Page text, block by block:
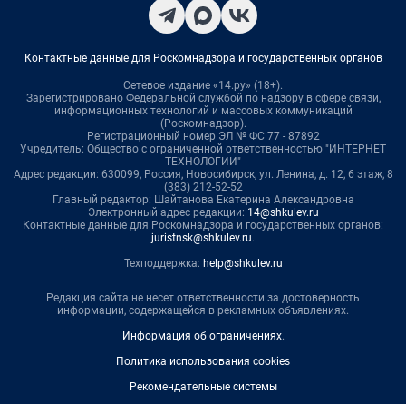
Контактные данные для Роскомнадзора и государственных органов
Сетевое издание «14.ру» (18+).
Зарегистрировано Федеральной службой по надзору в сфере связи,
информационных технологий и массовых коммуникаций
(Роскомнадзор).
Регистрационный номер ЭЛ № ФС 77 - 87892
Учредитель: Общество с ограниченной ответственностью "ИНТЕРНЕТ
ТЕХНОЛОГИИ"
Адрес редакции: 630099, Россия, Новосибирск, ул. Ленина, д. 12, 6 этаж, 8
(383) 212-52-52
Главный редактор: Шайтанова Екатерина Александровна
Электронный адрес редакции: 14@shkulev.ru
Контактные данные для Роскомнадзора и государственных органов:
juristnsk@shkulev.ru.
Техподдержка: help@shkulev.ru
Редакция сайта не несет ответственности за достоверность
информации, содержащейся в рекламных объявлениях.
Информация об ограничениях.
Политика использования cookies
Рекомендательные системы